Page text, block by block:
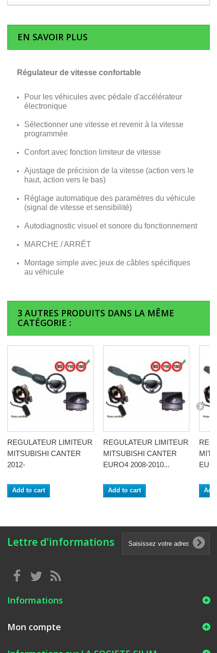
EN SAVOIR PLUS
Régulateur de vitesse confortable
Pour les véhicules avec pédale d'accélérateur
électronique
Sélectionner une vitesse et revenir à la vitesse
programmée
Confort avec fonction limiteur de vitesse
Ajustage de précision de la vitesse (action vers le
haut, action vers le bas)
Réglage automatique des paramètres du véhicule
(signal de vitesse et sensibilité)
Autodiagnostic visuel et sonore du fonctionnement
MARCHE / ARRÊT
Montage simple avec jeux de câbles spécifiques
au véhicule
3 AUTRES PRODUITS DANS LA MÊME
CATÉGORIE :
REGULATEUR LIMITEUR
MITSUBISHI CANTER
2012-
Add to cart
REGULATEUR LIMITEUR
MITSUBISHI CANTER
EURO4 2008-2010...
Add to cart
Lettre d'informations
Informations
Mon compte